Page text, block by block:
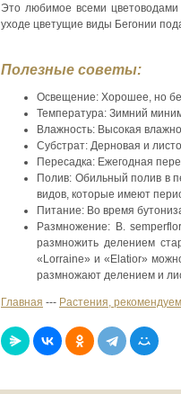
Это любимое всеми цветоводами
уходе цветущие виды Бегонии
Полезные советы:
Освещение: Хорошее, но
Температура: Зимний
Влажность: Высокая
Субстрат: Дерновая и
Пересадка: Ежегодная
Полив: Обильный полив в
видов, которые имеют
Питаниe: Во время
Размножение: В.
размножить делением
«Lorraine» и «Elatior»
размножают делением и
Главная --- Растения,